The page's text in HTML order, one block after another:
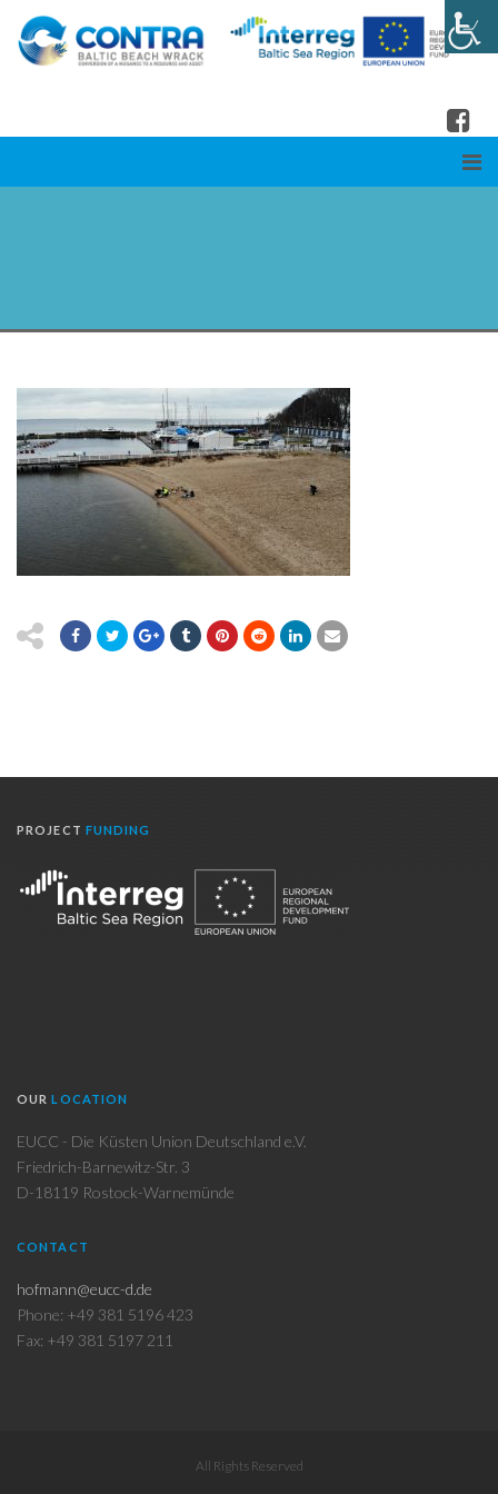
PROJECT FUNDING
OURLOCATION
EUCC - Die Küsten Union Deutschland e.V.
Friedrich-Barnewitz-Str. 3
D-18119 Rostock-Warnemünde
CONTACT
hofmann@eucc-d.de
Phone: +49 381 5196 423
Fax: +49 381 5197 211
All Rights Reserved